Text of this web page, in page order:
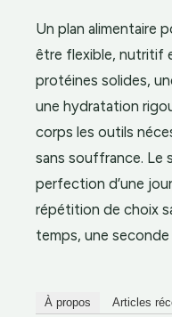
Un plan alimentaire
être flexible, nutritif
protéines solides,
une hydratation
corps les outils
sans souffrance. Le
perfection d’une
répétition de choix
temps, une seconde
À propos Articles